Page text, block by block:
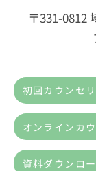
〒331-0812
初回カウンセ
オンラインカ
資料ダウンロ